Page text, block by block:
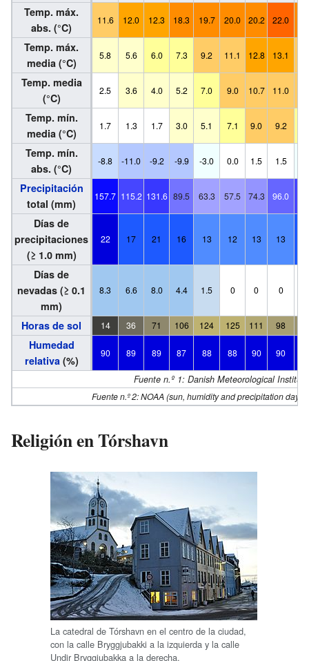
Temp. máx.
abs. (°C)
11.6 12.0 12.3 18.3 19.7 20.0 20.2 22.0
Temp. máx.
media (°C)
5.8 5.6 6.0 7.3 9.2 11.1 12.8 13.1
Temp. media
(°C)
2.5 3.6 4.0 5.2 7.0 9.0 10.7 11.0
Temp. mín.
media (°C)
1.7 1.3 1.7 3.0 5.1 7.1 9.0 9.2
Temp. mín.
abs. (°C)
-8.8 -11.0 -9.2 -9.9 -3.0 0.0 1.5 1.5
Precipitación
total (mm)
157.7 115.2 131.6 89.5 63.3 57.5 74.3 96.0
Días de
precipitaciones
(≥ 1.0 mm)
22 17 21 16 13 12 13 13
Días de
nevadas (≥ 0.1
mm)
8.3 6.6 8.0 4.4 1.5 0 0 0
Horas de sol 14 36 71 106 124 125 111 98
Humedad
relativa (%)
90 89 89 87 88 88 90 90
Fuente n.º 1: Danish Meteorological Institute
Fuente n.º 2: NOAA (sun, humidity and precipitation days
Religión en Tórshavn
La catedral de Tórshavn en el centro de la ciudad,
con la calle Bryggjubakki a la izquierda y la calle
Undir Bryggjubakka a la derecha.